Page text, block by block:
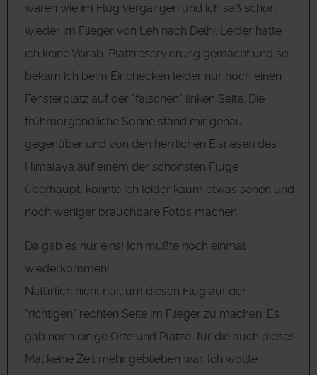
waren wie im Flug vergangen und ich saß schon
wieder im Flieger von Leh nach Delhi. Leider hatte
ich keine Vorab-Platzreservierung gemacht und so
bekam ich beim Einchecken leider nur noch einen
Fensterplatz auf der "falschen" linken Seite. Die
frühmorgendliche Sonne stand mir genau
gegenüber und von den herrlichen Eisriesen des
Himalaya auf einem der schönsten Flüge
überhaupt, konnte ich leider kaum etwas sehen und
noch weniger brauchbare Fotos machen.
Da gab es nur eins! Ich mußte noch einmal
wiederkommen!
Natürlich nicht nur, um diesen Flug auf der
"richtigen" rechten Seite im Flieger zu machen. Es
gab noch einige Orte und Plätze, für die auch dieses
Mal keine Zeit mehr geblieben war. Ich wollte